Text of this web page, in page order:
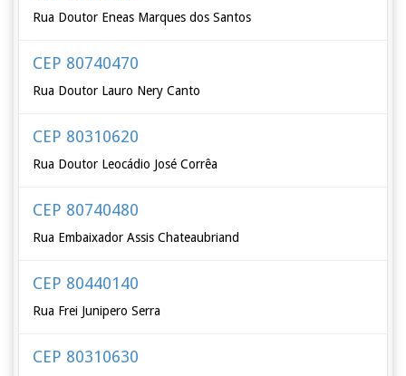
Rua Doutor Eneas Marques dos Santos
CEP 80740470
Rua Doutor Lauro Nery Canto
CEP 80310620
Rua Doutor Leocádio José Corrêa
CEP 80740480
Rua Embaixador Assis Chateaubriand
CEP 80440140
Rua Frei Junipero Serra
CEP 80310630